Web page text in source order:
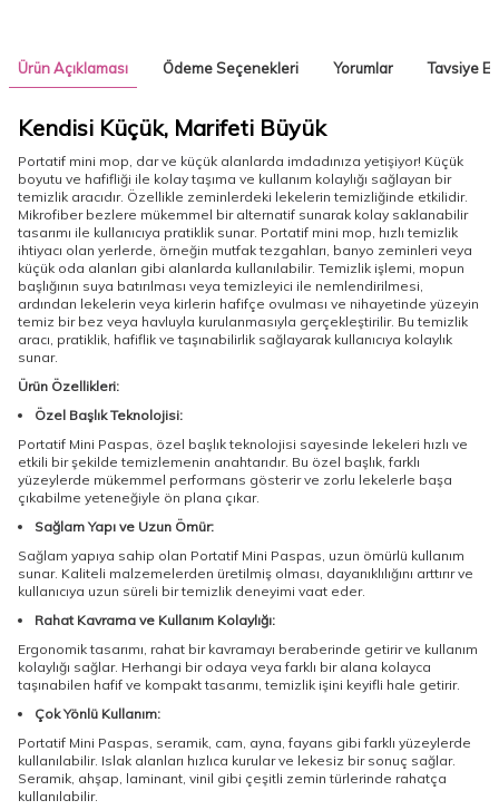
Ürün Açıklaması Ödeme Seçenekleri Yorumlar Tavsiye Et
Kendisi Küçük, Marifeti Büyük
Portatif mini mop, dar ve küçük alanlarda imdadınıza yetişiyor! Küçük
boyutu ve hafifliği ile kolay taşıma ve kullanım kolaylığı sağlayan bir
temizlik aracıdır. Özellikle zeminlerdeki lekelerin temizliğinde etkilidir.
Mikrofiber bezlere mükemmel bir alternatif sunarak kolay saklanabilir
tasarımı ile kullanıcıya pratiklik sunar. Portatif mini mop, hızlı temizlik
ihtiyacı olan yerlerde, örneğin mutfak tezgahları, banyo zeminleri veya
küçük oda alanları gibi alanlarda kullanılabilir. Temizlik işlemi, mopun
başlığının suya batırılması veya temizleyici ile nemlendirilmesi,
ardından lekelerin veya kirlerin hafifçe ovulması ve nihayetinde yüzeyin
temiz bir bez veya havluyla kurulanmasıyla gerçekleştirilir. Bu temizlik
aracı, pratiklik, hafiflik ve taşınabilirlik sağlayarak kullanıcıya kolaylık
sunar.
Ürün Özellikleri:
Özel Başlık Teknolojisi:
Portatif Mini Paspas, özel başlık teknolojisi sayesinde lekeleri hızlı ve
etkili bir şekilde temizlemenin anahtarıdır. Bu özel başlık, farklı
yüzeylerde mükemmel performans gösterir ve zorlu lekelerle başa
çıkabilme yeteneğiyle ön plana çıkar.
Sağlam Yapı ve Uzun Ömür:
Sağlam yapıya sahip olan Portatif Mini Paspas, uzun ömürlü kullanım
sunar. Kaliteli malzemelerden üretilmiş olması, dayanıklılığını arttırır ve
kullanıcıya uzun süreli bir temizlik deneyimi vaat eder.
Rahat Kavrama ve Kullanım Kolaylığı:
Ergonomik tasarımı, rahat bir kavramayı beraberinde getirir ve kullanım
kolaylığı sağlar. Herhangi bir odaya veya farklı bir alana kolayca
taşınabilen hafif ve kompakt tasarımı, temizlik işini keyifli hale getirir.
Çok Yönlü Kullanım:
Portatif Mini Paspas, seramik, cam, ayna, fayans gibi farklı yüzeylerde
kullanılabilir. Islak alanları hızlıca kurular ve lekesiz bir sonuç sağlar.
Seramik, ahşap, laminant, vinil gibi çeşitli zemin türlerinde rahatça
kullanılabilir.